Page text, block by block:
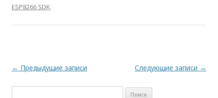
ESP8266 SDK.
Навигация
← Предыдущие записи Следующие записи →